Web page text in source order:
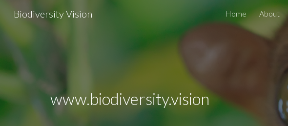
Skip to main content
Biodiversity Vision Home About
www.biodiversity.vision